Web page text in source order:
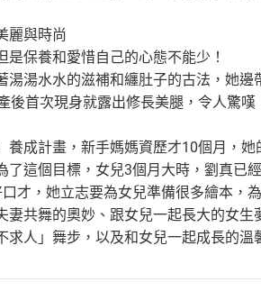
麗與時尚
保養和愛惜自己的心態不能少！
湯水水的滋補和纏肚子的古法，她
後首次現身就露出修長美腿，令人驚
成計畫，新手媽媽資歷才10個月，
了這個目標，女兒3個月大時，劉真已
才，她立志要為女兒準備很多繪本，
共舞的奧妙、跟女兒一起長大的女
人」舞步，以及和女兒一起成長的溫